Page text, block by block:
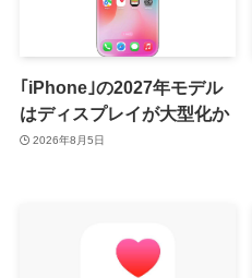
｢iPhone｣の2027年モデル
はディスプレイが大型化か
2026年8月5日